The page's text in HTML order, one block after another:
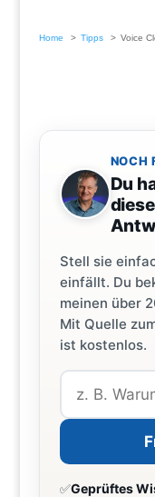
Home Tipps Voice
NOCH
Du
Stell sie
einfällt. Du
meinen über
Mit Quelle
ist kostenlos.
✅Geprüftes